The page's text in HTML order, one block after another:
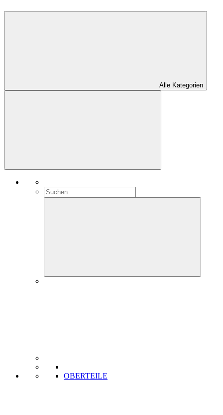
Alle Kategorien
OBERTEILE